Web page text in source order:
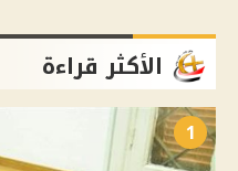
الأكثر قراءة
1